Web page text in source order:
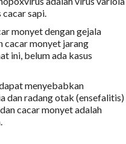
sapi.
monyet dengan gejala
cacar monyet jarang
ini, belum ada kasus
menyebabkan
dan radang otak (ensefalitis)
cacar monyet adalah